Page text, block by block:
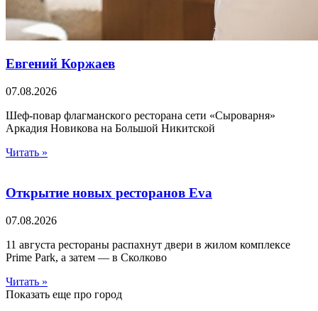
Евгений Коржаев
07.08.2026
Шеф-повар флагманского ресторана сети «Сыроварня»
Аркадия Новикова на Большой Никитской
Читать »
Открытие новых ресторанов Eva
07.08.2026
11 августа рестораны распахнут двери в жилом комплексе
Prime Park, а затем — в Сколково
Читать »
Показать еще про город